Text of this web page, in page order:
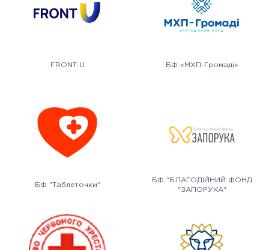
FRONT-U БФ «МХП-Громаді»
БФ "Таблеточки"
БФ "БЛАГОДІЙНИЙ ФОНД
"ЗАПОРУКА"